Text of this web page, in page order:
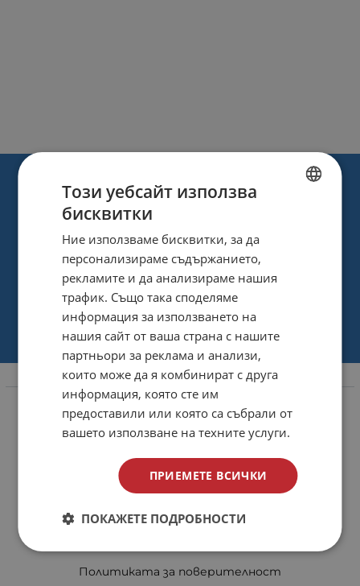
Информация
За нас
Магазини
Контакти
Доставка и плащане
Политиката за поверителност
Този уебсайт използва
бисквитки
Ние използваме бисквитки, за да
персонализираме съдържанието,
рекламите и да анализираме нашия
трафик. Също така споделяме
информация за използването на
нашия сайт от ваша страна с нашите
партньори за реклама и анализи,
които може да я комбинират с друга
информация, която сте им
предоставили или която са събрали от
вашето използване на техните услуги.
ПРИЕМЕТЕ ВСИЧКИ
ПОКАЖЕТЕ ПОДРОБНОСТИ